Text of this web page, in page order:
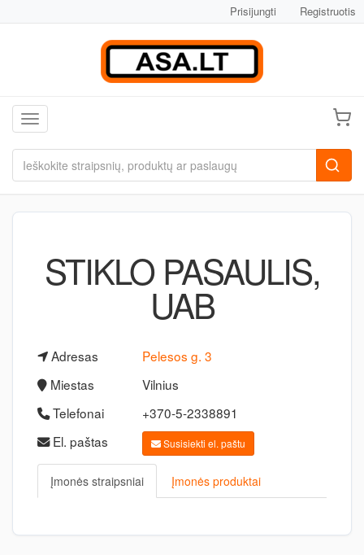
Prisijungti Registruotis
Toggle navigation
STIKLO PASAULIS,
UAB
Adresas
Pelesos g. 3
Miestas
Vilnius
Telefonai
+370-5-2338891
El. paštas
Susisiekti el. paštu
Įmonės straipsniai Įmonės produktai